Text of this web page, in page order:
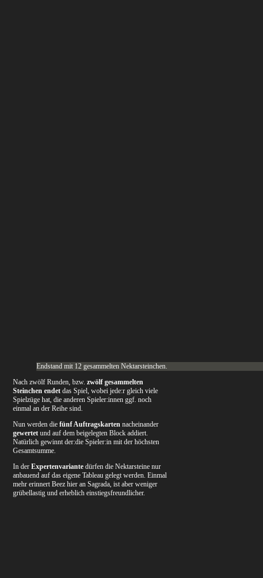
Endstand mit 12 gesammelten Nektarsteinchen.
Nach zwölf Runden, bzw.zwölf gesammelten
Steinchen endet das Spiel, wobei jede:r gleich viele
Spielzüge hat, die anderen Spieler:innen ggf. noch
einmal an der Reihe sind.
Nun werden diefünf Auftragskarten nacheinander
gewertet und auf dem beigelegten Block addiert.
Natürlich gewinnt der:die Spieler:in mit der höchsten
Gesamtsumme.
In der Expertenvariante dürfen die Nektarsteine nur
anbauend auf das eigene Tableau gelegt werden. Einmal
mehr erinnert Beez hier an Sagrada, ist aber weniger
grübellastig und erheblich einstiegsfreundlicher.